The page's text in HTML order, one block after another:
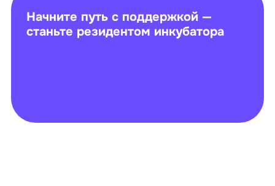
Начните путь с поддержкой —
станьте резидентом инкубатора